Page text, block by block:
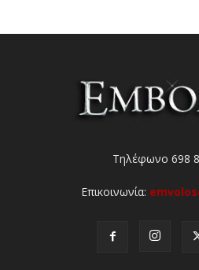
Τηλέφωνο 698
Επικοινωνία: